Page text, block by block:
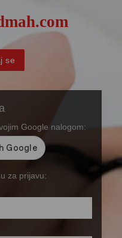
se
Google nalogom:
za prijavu: